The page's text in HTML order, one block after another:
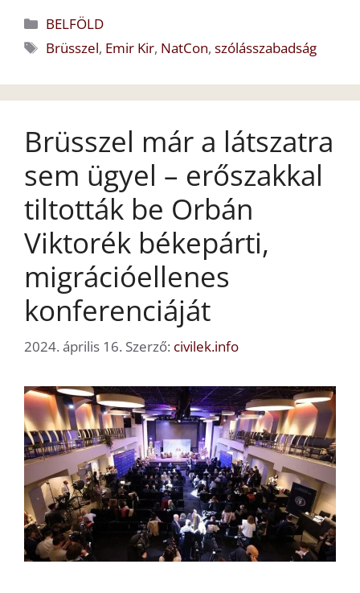
Kategória
BELFÖLD
Címkék
Brüsszel, Emir Kir, NatCon,szólásszabadság
Brüsszel már a látszatra
sem ügyel – erőszakkal
tiltották be Orbán
Viktorék békepárti,
migrációellenes
konferenciáját
2024. április 16. Szerző: civilek.info